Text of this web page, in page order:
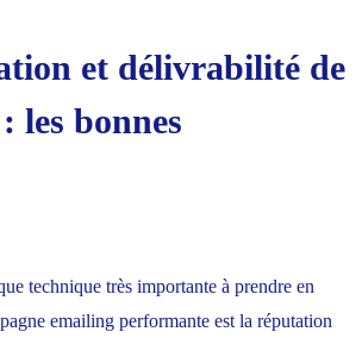
et délivrabilité de
les bonnes
technique très importante à prendre en
emailing performante est la réputation